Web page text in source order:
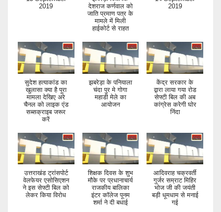
2019
देशराज कर्णवाल को
जाति प्रमाण पत्र के
मामले में मिली
हाईकोर्ट से राहत
2019
सुदेश हत्याकांड का
खुलासा क्या है पूरा
मामला देखिए अरे
चैनल को लाइक एंड
सब्सक्राइब जरूर
करें
झबरेड़ा के पनियाला
चंदा पुर मे गोगा
महाडी मेले का
आयोजन
केंद्र सरकार के
द्वारा लाया गया रोड
सेफ्टी बिल की अब
कांग्रेस करेगी घोर
निंदा
उत्तराखंड ट्रांसपोर्ट
वेलफेयर एसोसिएशन
ने इस सेफ्टी बिल को
लेकर किया विरोध
शिक्षक दिवस के शुभ
मौके पर प्रधानाचार्य
राजकीय बालिका
इंटर कॉलेज पूनम
शर्मा ने दी बधाई
आदिवराह चक्रवर्ती
गुर्जर सम्राट मिहिर
भोज जी की जयंती
बड़ी धूमधाम से मनाई
गई